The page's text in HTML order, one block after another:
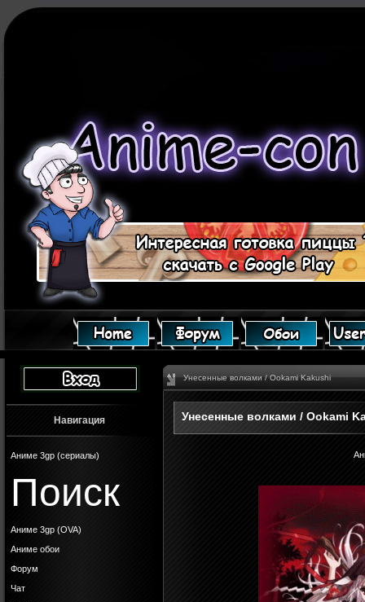
Навигация
Аниме 3gp (сериалы)
Поиск
Аниме 3gp (OVA)
Аниме обои
Форум
Чат
Унесенные волками / Ookami Kakushi
Унесенные волками / Ookami